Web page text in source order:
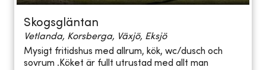
Skogsgläntan
Vetlanda, Korsberga, Växjö, Eksjö
Mysigt fritidshus med allrum, kök, wc/dusch och
sovrum .Köket är fullt utrustad med allt man